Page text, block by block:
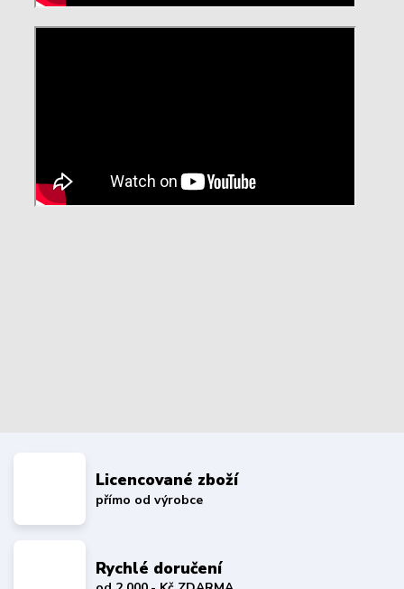
Licencované zboží
přímo od výrobce
Rychlé doručení